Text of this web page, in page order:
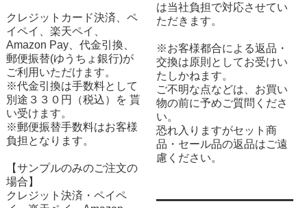
クレジットカード決済、ペ
イペイ、楽天ペイ、
Amazon Pay、代金引換、
郵便振替(ゆうちょ銀行)が
ご利用いただけます。
※代金引換は手数料として
別途３３０円（税込）を 貰
い受けます。
※郵便振替手数料はお客様
負担となります。
【サンプルのみのご注文の
場合】
クレジット決済・ペイペ
は当社負担で対応させてい
ただきます。
※お客様都合による返品・
交換は原則としてお受けい
たしかねます。
ご不明な点などは、お買い
物の前に予めご質問くださ
い。
恐れ入りますがセット商
品・セール品の返品はご遠
慮ください。